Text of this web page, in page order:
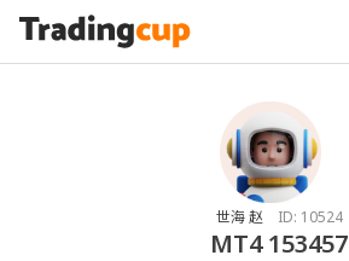
世海 赵 ID: 10524
MT4 153457